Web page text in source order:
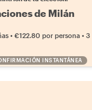
de Milán
• €122.80 por persona • 3
INSTANTÁNEA